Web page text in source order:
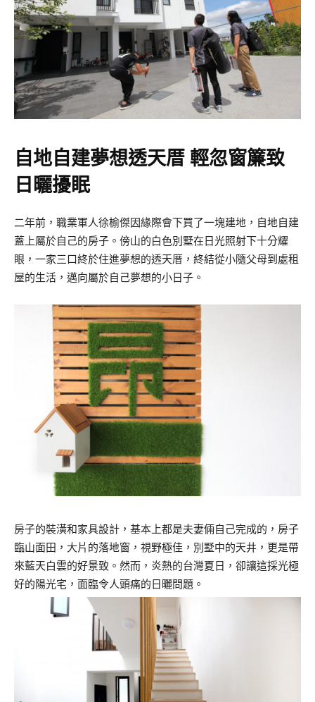
自地自建夢想透天厝 輕忽窗簾致
日曬擾眠
二年前，職業軍人徐榆傑因緣際會下買了一塊建地，自地自建
蓋上屬於自己的房子。傍山的白色別墅在日光照射下十分耀
眼，一家三口終於住進夢想的透天厝，終結從小隨父母到處租
屋的生活，邁向屬於自己夢想的小日子。
房子的裝潢和家具設計，基本上都是夫妻倆自己完成的，房子
臨山面田，大片的落地窗，視野極佳，別墅中的天井，更是帶
來藍天白雲的好景致。然而，炎熱的台灣夏日，卻讓這採光極
好的陽光宅，面臨令人頭痛的日曬問題。